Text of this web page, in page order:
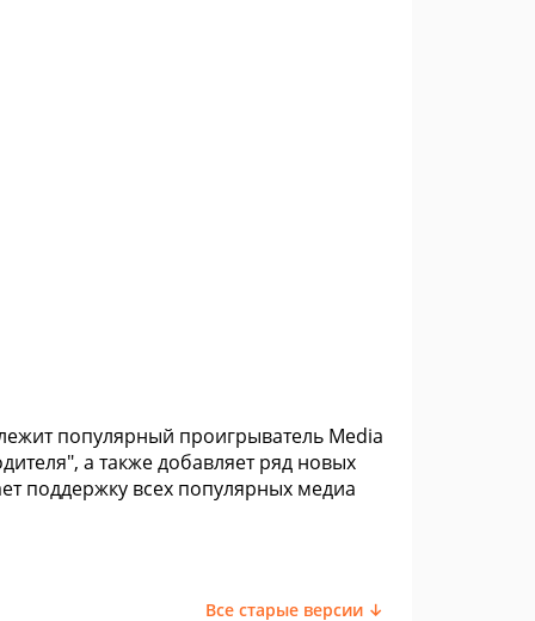
популярный проигрыватель Media
а также добавляет ряд новых
поддержку всех популярных медиа
Все старые версии ↓